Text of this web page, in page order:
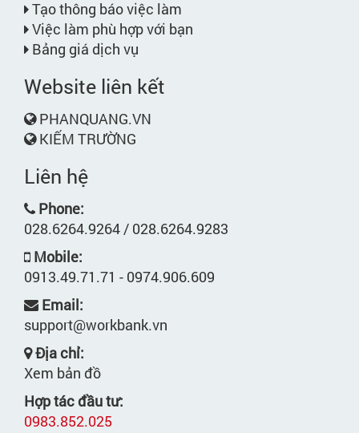
Tạo thông báo việc làm
Việc làm phù hợp với bạn
Bảng giá dịch vụ
Website liên kết
PHANQUANG.VN
KIẾM TRƯỜNG
Liên hệ
Phone:
028.6264.9264 / 028.6264.9283
Mobile:
0913.49.71.71 - 0974.906.609
Email:
support@workbank.vn
Địa chỉ:
Xem bản đồ
Hợp tác đầu tư:
0983.852.025